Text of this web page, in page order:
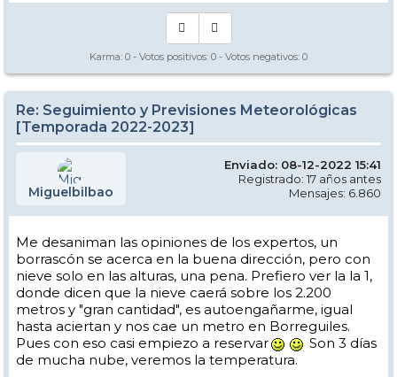
Karma: 0 - Votos positivos: 0 - Votos negativos: 0
Re: Seguimiento y Previsiones Meteorológicas
[Temporada 2022-2023]
Miguelbilbao
Enviado: 08-12-2022 15:41
Registrado: 17 años antes
Mensajes: 6.860
Me desaniman las opiniones de los expertos, un
borrascón se acerca en la buena dirección, pero con
nieve solo en las alturas, una pena. Prefiero ver la la 1,
donde dicen que la nieve caerá sobre los 2.200
metros y "gran cantidad", es autoengañarme, igual
hasta aciertan y nos cae un metro en Borreguiles.
Pues con eso casi empiezo a reservar
Son 3 días
de mucha nube, veremos la temperatura.